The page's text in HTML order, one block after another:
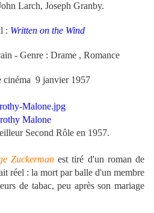
Larch, Joseph Granby.
: Written on the Wind
- Genre : Drame , Romance
cinéma 9 janvier 1957
Malone
Second Rôle en 1957.
Zuckerman est tiré d'un roman de
réel : la mort par balle d'un membre
de tabac, peu après son mariage